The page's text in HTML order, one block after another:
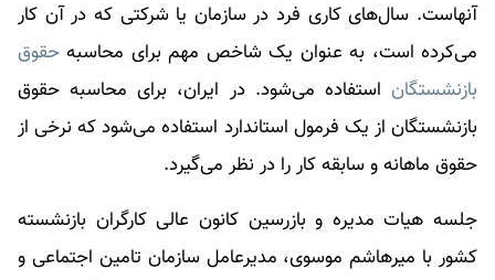
آنهاست. سال‌های کاری فرد در سازمان یا شرکتی که در آن کار
می‌کرده است، به عنوان یک شاخص مهم برای محاسبه حقوق
بازنشستگان استفاده می‌شود. در ایران، برای محاسبه حقوق
بازنشستگان از یک فرمول استاندارد استفاده می‌شود که نرخی از
حقوق ماهانه و سابقه کار را در نظر می‌گیرد.
جلسه هیات مدیره و بازرسین کانون عالی کارگران بازنشسته
کشور با میرهاشم موسوی، مدیرعامل سازمان تامین اجتماعی و